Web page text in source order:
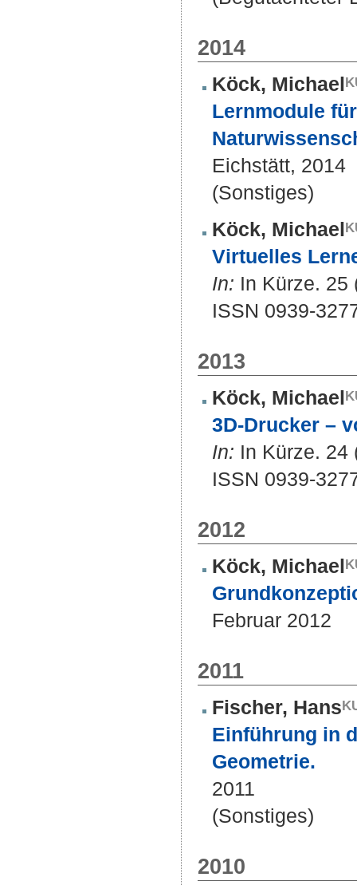
2014
Köck, Michael
Lernmodule
Eichstätt, 2014
(Sonstiges)
Köck, Michael
Virtuelles
In: In Kürze. 25
ISSN 0939-
2013
Köck, Michael
3D-Drucker –
In: In Kürze. 24
ISSN 0939-
2012
Köck, Michael
Februar 2012
2011
Fischer, Hans
Einführung in
Geometrie.
2011
(Sonstiges)
2010